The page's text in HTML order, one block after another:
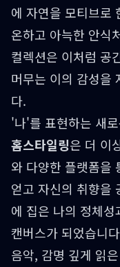
에 자연을 모티브로
온하고 아늑한 안식
컬렉션은 이처럼 공
머무는 이의 감성을
다.
'나'를 표현하는 새
홈스타일링은 더 이
와 다양한 플랫폼을
얻고 자신의 취향을
에 집은 나의 정체
캔버스가 되었습니
음악, 감명 깊게 읽